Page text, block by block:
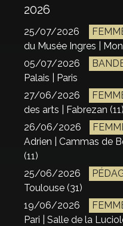
2026
25/07/2026
du Musée Ingres |
05/07/2026
Palais | Paris
27/06/2026
des arts | Fabrezan (11)
26/06/2026
Adrien | Cammas de
(11)
25/06/2026
Toulouse (31)
19/06/2026
Pari | Salle de la